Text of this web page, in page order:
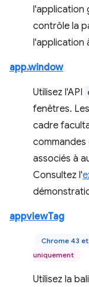
l'application
contrôle la
l'application
app.window
Utilisez l'API
fenêtres.
cadre
commandes
associés à
Consultez l'
appviewTag
Chrome 43
uniquement
Utilisez la